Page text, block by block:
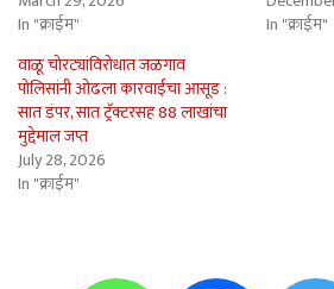
In "क्राईम"
In "क्राईम"
वाळू चोरट्यांविरोधात जळगाव
पोलिसांनी ओढला कारवाईचा आसूड :
सात डंपर, सात ट्रॅक्टरसह 88 लाखांचा
मुद्देमाल जप्त
July 28, 2026
In "क्राईम"